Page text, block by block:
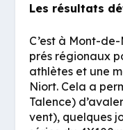
Les résultats
C’est à Mont-
prés régionaux
athlètes et une
Niort. Cela a
Talence)
vent), quelques